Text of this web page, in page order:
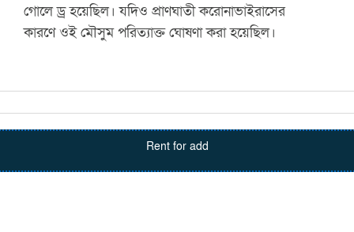
গোলে ড্র হয়েছিল। যদিও প্রাণঘাতী করোনাভাইরাসের
কারণে ওই মৌসুম পরিত্যাক্ত ঘোষণা করা হয়েছিল।
Rent for add